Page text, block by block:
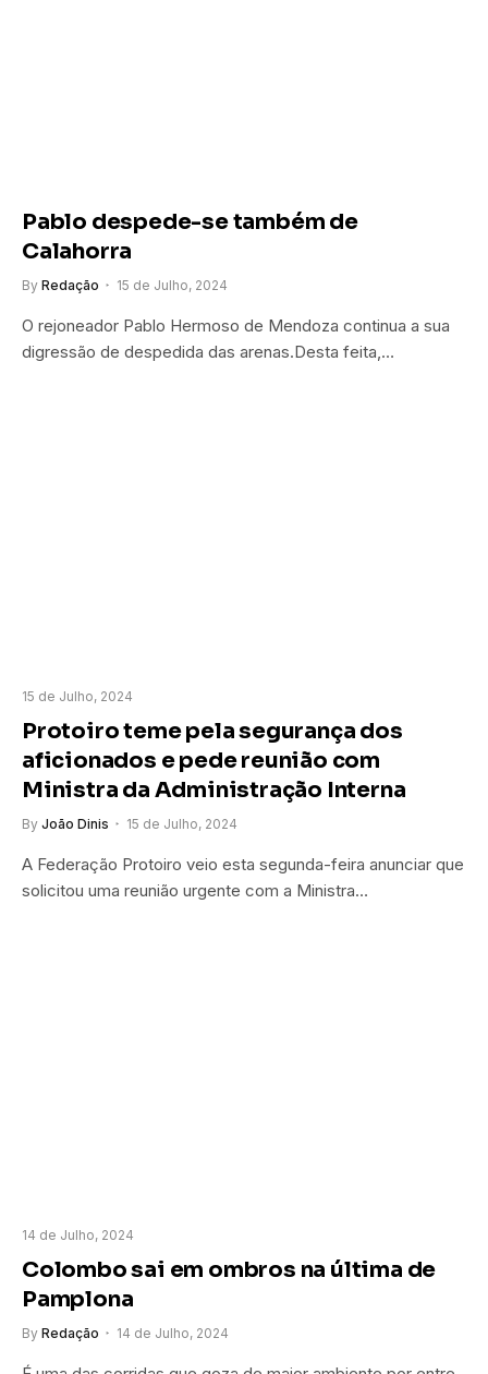
Pablo despede-se também de
Calahorra
By Redação 15 de Julho, 2024
O rejoneador Pablo Hermoso de Mendoza continua a sua
digressão de despedida das arenas.Desta feita,…
15 de Julho, 2024
Protoiro teme pela segurança dos
aficionados e pede reunião com
Ministra da Administração Interna
By João Dinis 15 de Julho, 2024
A Federação Protoiro veio esta segunda-feira anunciar que
solicitou uma reunião urgente com a Ministra…
14 de Julho, 2024
Colombo sai em ombros na última de
Pamplona
By Redação 14 de Julho, 2024